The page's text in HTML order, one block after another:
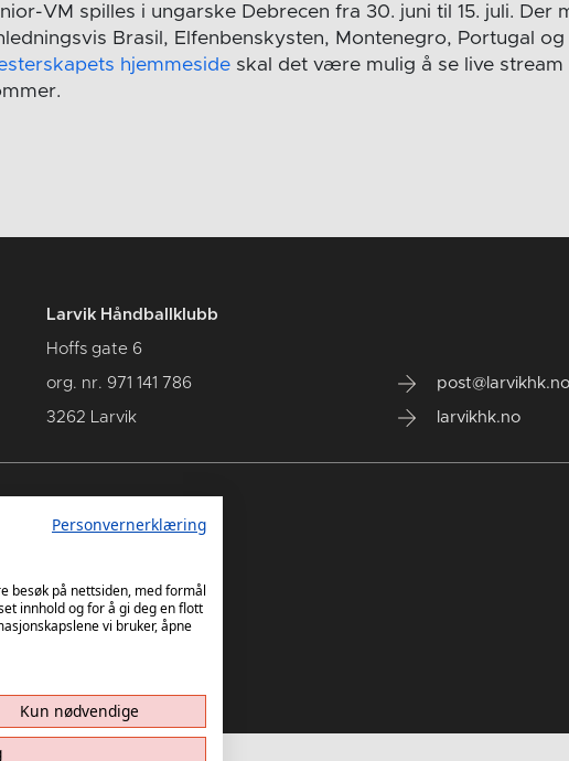
VM spilles i ungarske Debrecen fra 30. juni til 15. juli. Der
Brasil, Elfenbenskysten, Montenegro, Portugal og
hjemmeside skal det være mulig å se live
Larvik Håndballklubb
Hoffs gate 6
org. nr. 971 141 786
3262 Larvik
post@larvikhk.no
larvikhk.no
Personvernerklæring
besøk på nettsiden, med formål
innhold og for å gi deg en flott
vi bruker, åpne
Kun nødvendige